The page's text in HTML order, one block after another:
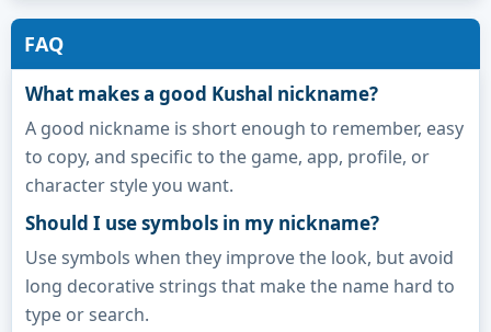
FAQ
What makes a good Kushal nickname?
A good nickname is short enough to remember, easy
to copy, and specific to the game, app, profile, or
character style you want.
Should I use symbols in my nickname?
Use symbols when they improve the look, but avoid
long decorative strings that make the name hard to
type or search.